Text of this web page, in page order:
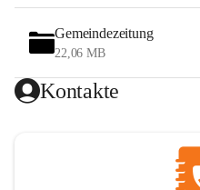
Gemeindezeitung
22,06 MB
Kontakte